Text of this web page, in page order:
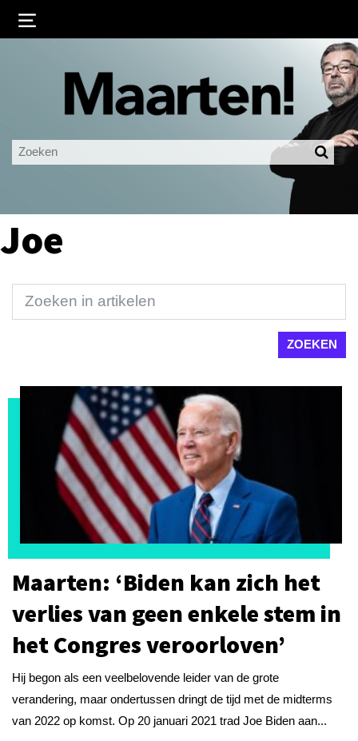
Ingelogd blijven
LOGIN
Joe
Maarten: ‘Biden kan zich het
verlies van geen enkele stem in
het Congres veroorloven’
Hij begon als een veelbelovende leider van de grote
verandering, maar ondertussen dringt de tijd met de midterms
van 2022 op komst. Op 20 januari 2021 trad Joe Biden aan...